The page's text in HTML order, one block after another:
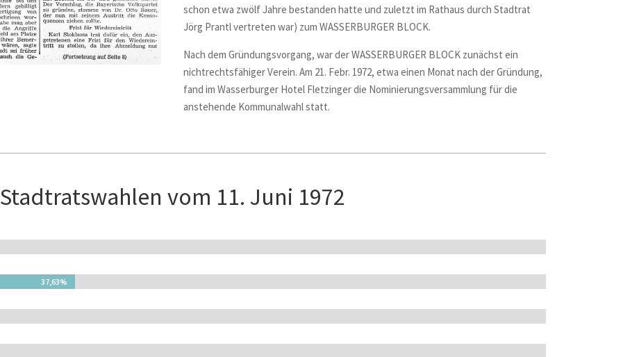
schon etwa zwölf Jahre bestanden hatte und zuletzt im Rathaus durch Stadtrat
Jörg Prantl vertreten war) zumWASSERBURGER BLOCK.
Nach dem Gründungsvorgang, war derWASSERBURGER BLOCK zunächst ein
nichtrechtsfähiger Verein. Am 21. Febr. 1972, etwa einen Monat nach der Gründung,
fand im Wasserburger Hotel Fletzinger die Nominierungsversammlung für die
anstehende Kommunalwahl statt.
Stadtratswahlen vom 11. Juni 1972
37,63%
37,63%